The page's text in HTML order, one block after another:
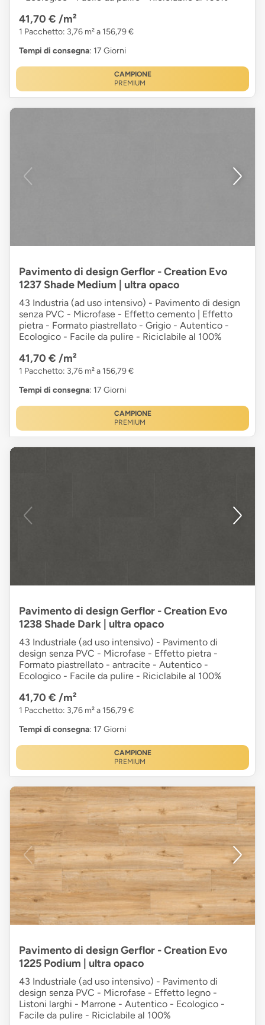
41,70 € /m²
1 Pacchetto: 3,76 m² a 156,79 €
Tempi di consegna: 17 Giorni
CAMPIONE
PREMIUM
Pavimento di design Gerflor - Creation Evo
1237 Shade Medium | ultra opaco
43 Industria (ad uso intensivo) - Pavimento di design
senza PVC - Microfase - Effetto cemento | Effetto
pietra - Formato piastrellato - Grigio - Autentico -
Ecologico - Facile da pulire - Riciclabile al 100%
41,70 € /m²
1 Pacchetto: 3,76 m² a 156,79 €
Tempi di consegna: 17 Giorni
CAMPIONE
PREMIUM
Pavimento di design Gerflor - Creation Evo
1238 Shade Dark | ultra opaco
43 Industriale (ad uso intensivo) - Pavimento di
design senza PVC - Microfase - Effetto pietra -
Formato piastrellato - antracite - Autentico -
Ecologico - Facile da pulire - Riciclabile al 100%
41,70 € /m²
1 Pacchetto: 3,76 m² a 156,79 €
Tempi di consegna: 17 Giorni
CAMPIONE
PREMIUM
Pavimento di design Gerflor - Creation Evo
1225 Podium | ultra opaco
43 Industriale (ad uso intensivo) - Pavimento di
design senza PVC - Microfase - Effetto legno -
Listoni larghi - Marrone - Autentico - Ecologico -
Facile da pulire - Riciclabile al 100%